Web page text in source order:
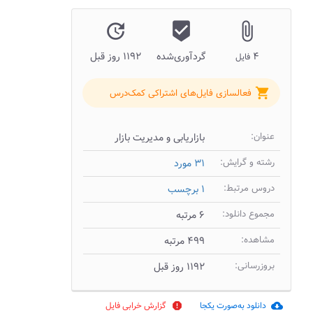
attach_file
۴ فایل
beenhere
گردآوری‌شده
update
۱۱۹۲ روز قبل
shopping_cart فعالسازی فایل‌های اشتراکی کمک‌درس
عنوان: بازاریابی و مدیریت بازار
رشته و گرایش: ۳۱ مورد
دروس مرتبط: ۱ برچسب
مجموع دانلود: ۶ مرتبه
مشاهده: ۴۹۹ مرتبه
بروزرسانی: ۱۱۹۲ روز قبل
cloud_download دانلود به‌صورت یکجا report گزارش خرابی فایل